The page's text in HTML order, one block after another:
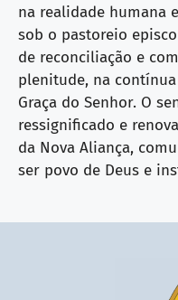
na realidade humana
sob o pastoreio
de reconciliação e
plenitude, na
Graça do Senhor. O
ressignificado e
da Nova Aliança,
ser povo de Deus e